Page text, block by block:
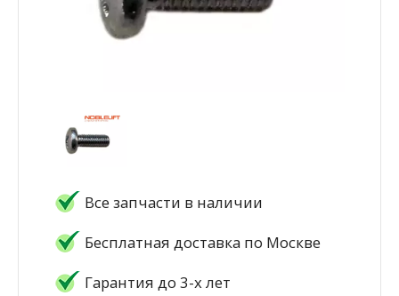
Все запчасти в наличии
Бесплатная доставка по Москве
Гарантия до 3-х лет